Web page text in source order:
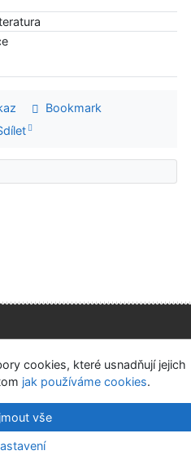
Bookmark
Soukromí
nám Nastavení cookies
Hradec Králové
-Cosmotron Bohemia, s.r.o.
cookies, které usnadňují jejich
jak používáme cookies.
vše